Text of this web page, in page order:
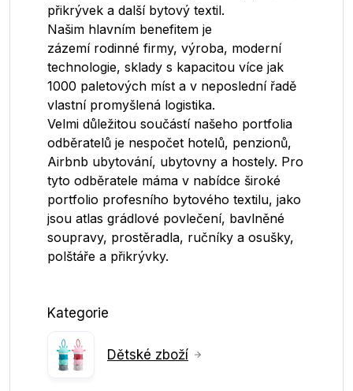
přikrývek a další bytový textil.
Našim hlavním benefitem je
zázemí rodinné firmy, výroba, moderní
technologie, sklady s kapacitou více jak
1000 paletových míst a v neposlední řadě
vlastní promyšlená logistika.
Velmi důležitou součástí našeho portfolia
odběratelů je nespočet hotelů, penzionů,
Airbnb ubytování, ubytovny a hostely. Pro
tyto odběratele máma v nabídce široké
portfolio profesního bytového textilu, jako
jsou atlas grádlové povlečení, bavlněné
soupravy, prostěradla, ručníky a osušky,
polštáře a přikrývky.
Kategorie
Dětské zboží